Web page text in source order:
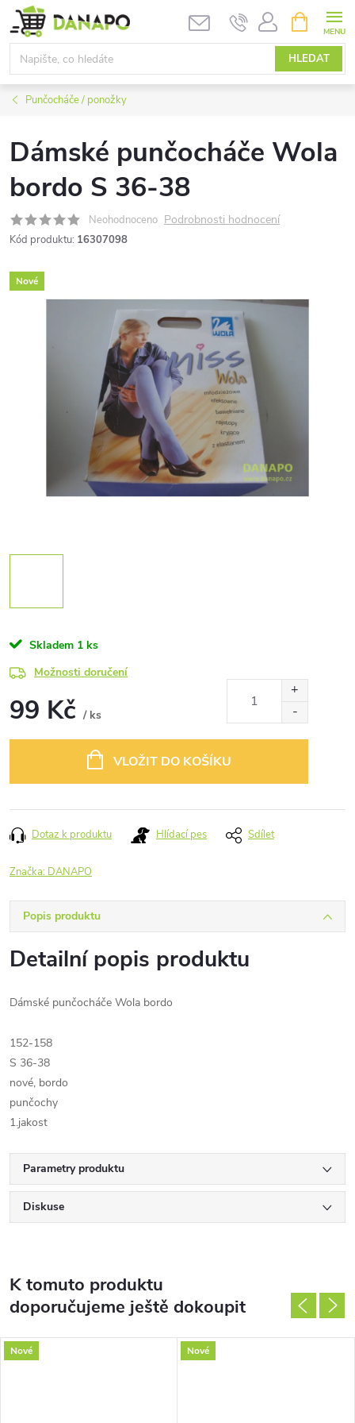
Přejít
na
obsah
HLEDAT
NÁKUPNÍ
KOŠÍK
Punčocháče / ponožky
Dámské punčocháče Wola
bordo S 36-38
Neohodnoceno Podrobnosti hodnocení
Kód produktu: 16307098
Nové
Skladem 1 ks
Možnosti doručení
99 Kč / ks
VLOŽIT DO KOŠÍKU
Dotaz k produktu Hlídací pes Sdílet
Značka: DANAPO
Popis produktu
Detailní popis produktu
Dámské punčocháče Wola bordo
152-158
S 36-38
nové, bordo
punčochy
1.jakost
Parametry produktu
Diskuse
K tomuto produktu
doporučujeme ještě dokoupit
Nové Nové